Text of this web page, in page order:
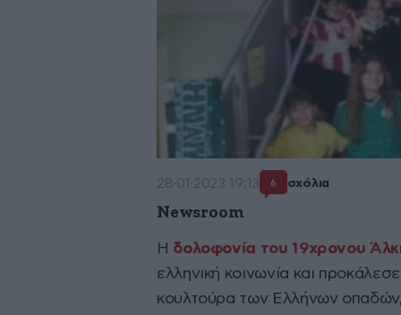
28·01·2023 19:13 6 σχόλια
Newsroom
Η δολοφονία του 19χρονου
ελληνική κοινωνία και
κουλτούρα των Ελλήνων οπαδών,